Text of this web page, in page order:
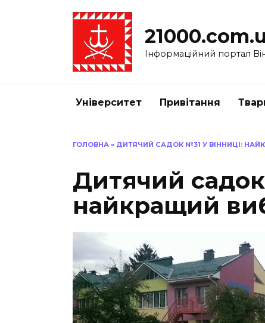
Інформаційний портал
Університет Привітання
ГОЛОВНА » ДИТЯЧИЙ САДОК №31 У ВІННИЦІ:
Дитячий
найкращий